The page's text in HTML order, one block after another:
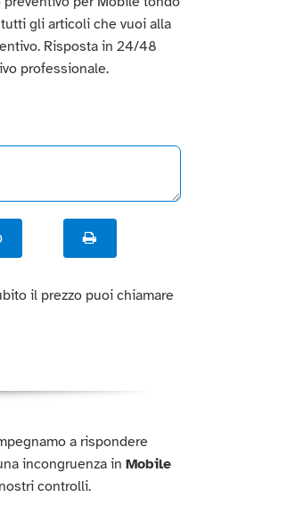
gli articoli che vuoi alla
Risposta in 24/48
professionale.
il prezzo puoi chiamare
a rispondere
incongruenza inMobile
controlli.